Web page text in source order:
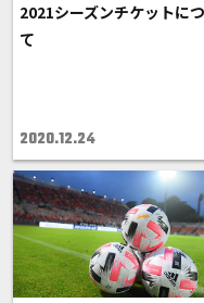
2021シーズンチケットに
て
2020.12.24